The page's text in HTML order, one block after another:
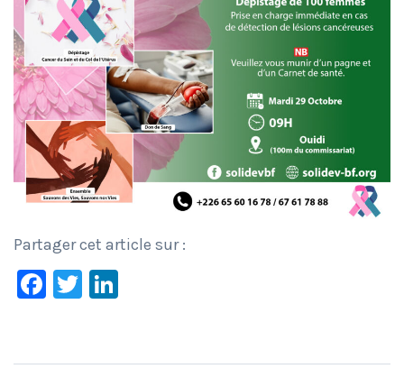
Partager cet article sur :
Facebook
Twitter